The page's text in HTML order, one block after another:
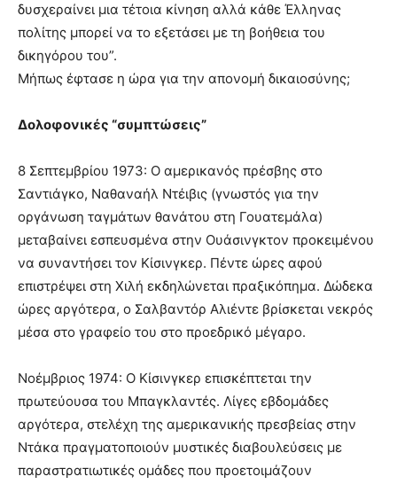
δυσχεραίνει μια τέτοια κίνηση αλλά κάθε Έλληνας
πολίτης μπορεί να το εξετάσει με τη βοήθεια του
δικηγόρου του”.
Μήπως έφτασε η ώρα για την απονομή δικαιοσύνης;
Δολοφονικές “συμπτώσεις”
8 Σεπτεμβρίου 1973: Ο αμερικανός πρέσβης στο
Σαντιάγκο, Ναθαναήλ Ντέιβις (γνωστός για την
οργάνωση ταγμάτων θανάτου στη Γουατεμάλα)
μεταβαίνει εσπευσμένα στην Ουάσινγκτον προκειμένου
να συναντήσει τον Κίσινγκερ. Πέντε ώρες αφού
επιστρέψει στη Χιλή εκδηλώνεται πραξικόπημα. Δώδεκα
ώρες αργότερα, ο Σαλβαντόρ Αλιέντε βρίσκεται νεκρός
μέσα στο γραφείο του στο προεδρικό μέγαρο.
Νοέμβριος 1974: Ο Κίσινγκερ επισκέπτεται την
πρωτεύουσα του Μπαγκλαντές. Λίγες εβδομάδες
αργότερα, στελέχη της αμερικανικής πρεσβείας στην
Ντάκα πραγματοποιούν μυστικές διαβουλεύσεις με
παραστρατιωτικές ομάδες που προετοιμάζουν